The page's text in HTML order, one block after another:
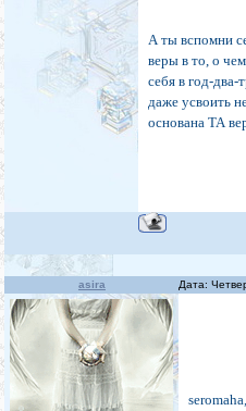
А ты вспомни
веры в то, о
себя в год-
даже усвоить
основана ТА
asira Дата: